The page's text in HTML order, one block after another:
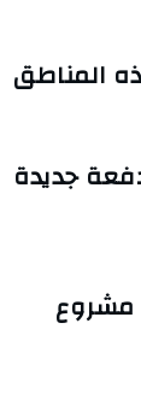
المناطق
جديدة
مشروع